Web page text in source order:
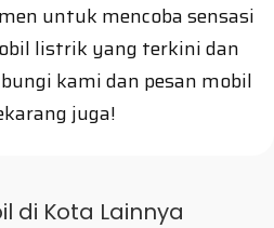
untuk mencoba sensasi
listrik yang terkini dan
kami dan pesan mobil
juga!
di Kota Lainnya